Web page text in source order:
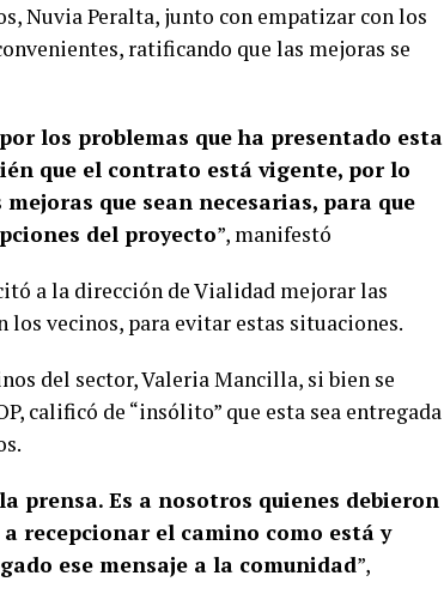
Nuvia Peralta, junto con empatizar con los
ratificando que las mejoras se
los problemas que ha presentado esta
que el contrato está vigente, por lo
que sean necesarias, para que
del proyecto”, manifestó
a la dirección de Vialidad mejorar las
vecinos, para evitar estas situaciones.
del sector, Valeria Mancilla, si bien se
calificó de “insólito” que esta sea entregada
prensa. Es a nosotros quienes debieron
recepcionar el camino como está y
ese mensaje a la comunidad”,